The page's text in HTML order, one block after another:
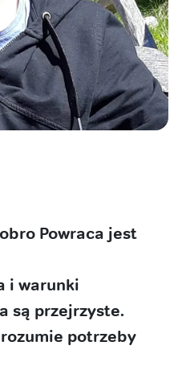
Powraca jest
i warunki
są przejrzyste.
potrzeby